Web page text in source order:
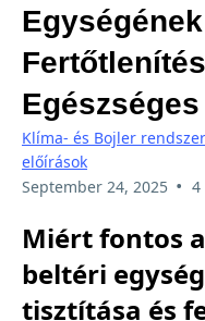
Klíma- és Bojler
előírások
September 24, 2025 • 4
Miért fontos
beltéri
tisztítása és